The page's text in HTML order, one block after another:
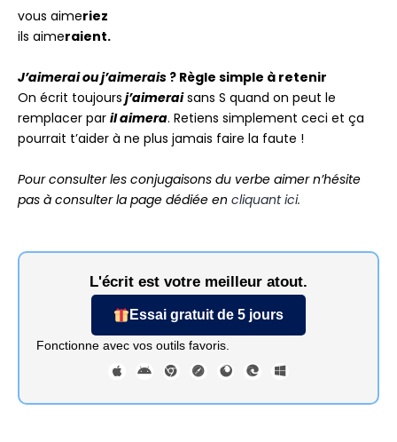
vous aimeriez
ils aimeraient.
J’aimerai ou j’aimerais ? Règle simple à retenir
On écrit toujours j’aimeraisans S quand on peut le
remplacer par il aimera. Retiens simplement ceci et ça
pourrait t’aider à ne plus jamais faire la faute !
Pour consulter les conjugaisons du verbe aimern’hésite
pas à consulter la page dédiée en cliquant ici.
L'écrit est votre meilleur atout.
Essai gratuit de 5 jours
Fonctionne avec vos outils favoris.